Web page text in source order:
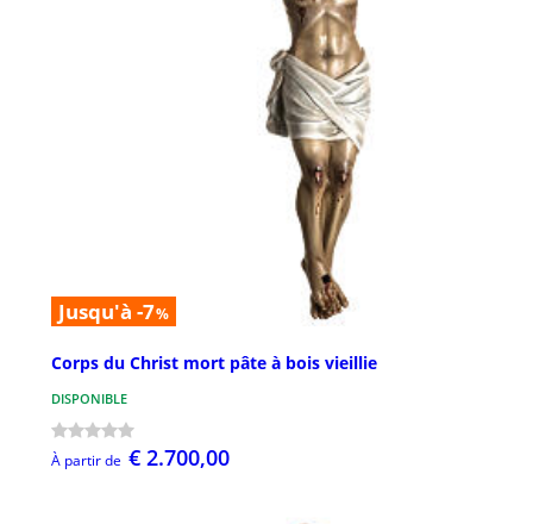
Jusqu'à -7%
Corps du Christ mort pâte à bois vieillie
DISPONIBLE
À partir de € 2.700,00